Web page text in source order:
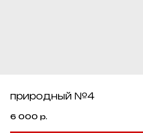
природный №4
6 000 р.